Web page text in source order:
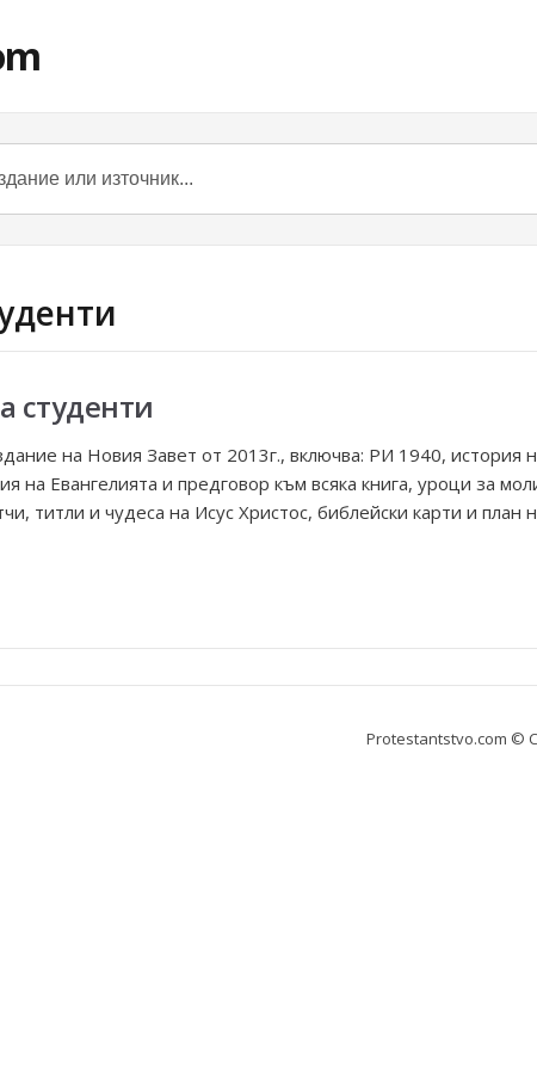
студенти
на Новия Завет от 2013г., включва: PИ 1940, история
на Евангелията и предговор към всяка книга, yроци за
титли и чудеса на Исус Христос, библейски карти и
Protestantstvo.com ©